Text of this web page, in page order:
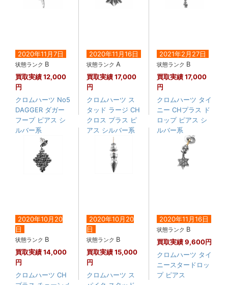
2020年11月7日
状態ランク B
買取実績12,000
円
クロムハーツ No5
DAGGER ダガー
フープ ピアス シ
ルバー系
2020年11月16日
状態ランクA
買取実績17,000
円
クロムハーツ ス
タッド ラージ CH
クロス プラス ピ
アス シルバー系
2021年2月27日
状態ランク B
買取実績17,000
円
クロムハーツ タイ
ニー CHプラス ド
ロップ ピアス シ
ルバー系
2020年10月20
日
状態ランク B
買取実績14,000
円
クロムハーツ CH
2020年10月20
日
状態ランク B
買取実績15,000
円
クロムハーツ ス
2020年11月16日
状態ランク B
買取実績9,600円
クロムハーツ タイ
ニースタードロッ
プ ピアス